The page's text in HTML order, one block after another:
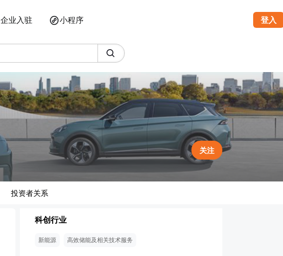
企业入驻 小程序 登入
关注
投资者关系
科创行业
新能源 高效储能及相关技术服务